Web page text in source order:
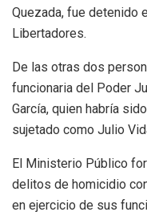
Quezada, fue detenido
Libertadores.
De las otras dos
funcionaria del Poder
García, quien habría
sujetado como Julio
El Ministerio Público
delitos de homicidio
en ejercicio de sus